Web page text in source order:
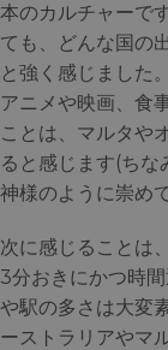
本のカルチャーで
ても、どんな国の
と強く感じました
アニメや映画、食
ことは、マルタや
ると感じます(ち
神様のように崇め
次に感じることは
3分おきにかつ時
や駅の多さは大変
ーストラリアやマ